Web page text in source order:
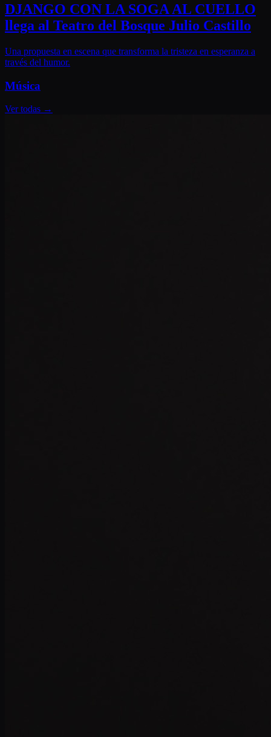
DJANGO CON LA SOGA AL CUELLO
llega al Teatro del Bosque Julio Castillo
Una propuesta en escena que transforma la tristeza en esperanza a
través del humor.
Música
Ver todas →